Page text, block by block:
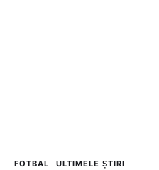
FOTBAL ULTIMELE ȘTIRI